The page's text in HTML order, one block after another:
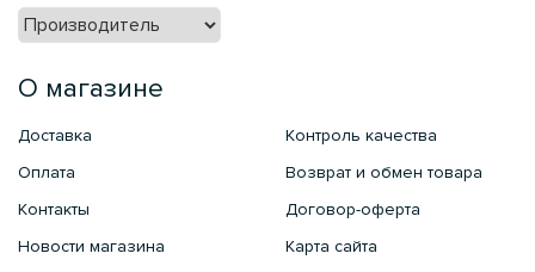
О магазине
Доставка
Оплата
Контакты
Новости магазина
Контроль качества
Возврат и обмен товара
Договор-оферта
Карта сайта